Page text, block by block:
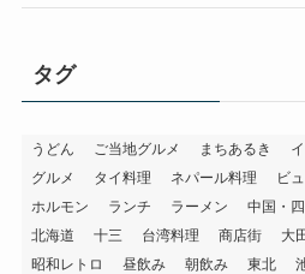
タグ
うどん ご当地グルメ まちあるき
グルメ
タイ料理 ネパール料理 ビ
ホルモン
ランチ ラーメン 中国・
北海道
十三 台湾料理 商店街 大
昭和レトロ
昼飲み 朝飲み 東北